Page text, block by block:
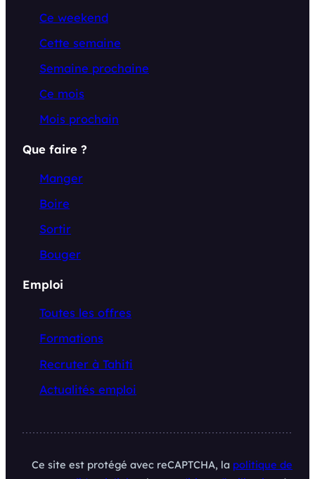
Ce weekend
Cette semaine
Semaine prochaine
Ce mois
Mois prochain
Que faire ?
Manger
Boire
Sortir
Bouger
Emploi
Toutes les offres
Formations
Recruter à Tahiti
Actualités emploi
Ce site est protégé avec reCAPTCHA, la politique de